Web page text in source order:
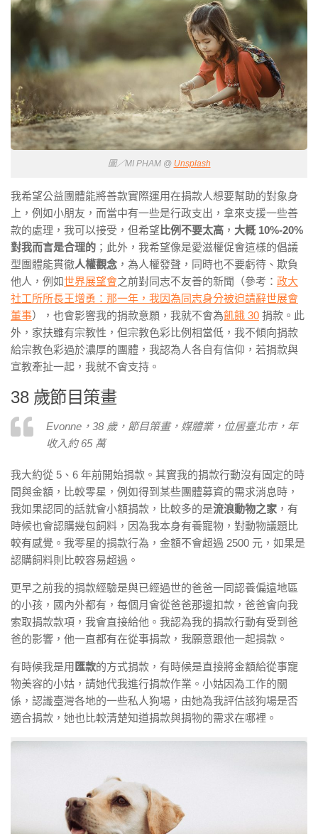
圖／MI PHAM @ Unsplash
我希望公益團體能將善款實際運用在捐款人想要幫助的對象身
上，例如小朋友，而當中有一些是行政支出，拿來支援一些善
款的處理，我可以接受，但希望 比例不要太高 ， 大概 10%-20%
對我而言是合理的 ；此外，我希望像是愛滋權促會這樣的倡議
型團體能貫徹人權觀念 ，為人權發聲，同時也不要虧待、欺負
他人，例如世界展望會之前對同志不友善的新聞（參考： 政大
社工所所長王增勇：那一年，我因為同志身分被迫請辭世展會
董事），也會影響我的捐款意願，我就不會為飢餓 30 捐款。此
外，家扶雖有宗教性，但宗教色彩比例相當低，我不傾向捐款
給宗教色彩過於濃厚的團體，我認為人各自有信仰，若捐款與
宣教牽扯一起，我就不會支持。
38 歲節目策畫
Evonne，38 歲，節目策畫，媒體業，位居臺北市，年
收入約 65 萬
我大約從 5、6 年前開始捐款。其實我的捐款行動沒有固定的時
間與金額，比較零星，例如得到某些團體募資的需求消息時，
我如果認同的話就會小額捐款，比較多的是流浪動物之家 ，有
時候也會認購幾包飼料，因為我本身有養寵物，對動物議題比
較有感覺。我零星的捐款行為，金額不會超過 2500 元，如果是
認購飼料則比較容易超過。
更早之前我的捐款經驗是與已經過世的爸爸一同認養偏遠地區
的小孩，國內外都有，每個月會從爸爸那邊扣款，爸爸會向我
索取捐款款項，我會直接給他。我認為我的捐款行動有受到爸
爸的影響，他一直都有在從事捐款，我願意跟他一起捐款。
有時候我是用 匯款的方式捐款，有時候是直接將金額給從事寵
物美容的小姑，請她代我進行捐款作業。小姑因為工作的關
係，認識臺灣各地的一些私人狗場，由她為我評估該狗場是否
適合捐款，她也比較清楚知道捐款與捐物的需求在哪裡。